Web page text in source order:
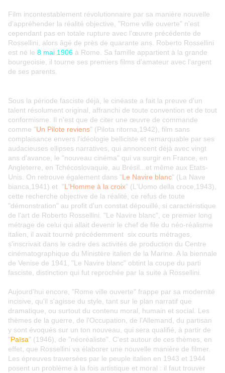
Film incontestablement révolutionnaire par sa manière nouvelle
d'appréhender la réalité objective, "Rome ville ouverte" n'est
cependant pas en totale rupture avec l'œuvre précédente de
Rossellini, alors âgé de près de quarante ans. Roberto Rossellini
est né le 8 mai 1906 à Rome. Sa famille appartient à la grande
bourgeoisie, il tourne ses premiers films d'amateur avec l'argent
de ses parents.
Sous la période fasciste déjà, le cinéaste a fait la preuve d'un
talent résolument original, affranchi de toute convention et de tout
conformisme. Il n'est que de citer une œuvre de commande
comme "Un Pilote reviens" (Pilota ritorna,1942), film sans
complaisance envers l'idéologie belliciste et remarquable par ses
audacieuses ellipses narratives, qui annoncent déjà avec vingt
ans d'avance, le "nouveau cinéma" qui va surgir en France, en
Angleterre, en Tchécoslovaquie, au Brésil...et même aux Etats-
Unis. On retrouve également dans "Le Navire blanc" (La Nave
bianca,1941) et "L'Homme à la croix" (L'Uomo della croce,1943),
cette recherche objective de la réalité, ce refus de toute
"démonstration" au profit d'un constat dépouillé, si caractéristique
de l'art de Roberto Rossellini. "Le Navire blanc", ce premier long
métrage de celui qui allait devenir le chef de file du néo-réalisme
italien, il avait tourné précédemment six courts métrages,
s'inscrivait dans le cadre des activités de production du Centre
cinématographique du Ministère italien de la Marine. A la biennale
de Venise de 1941, "Le Navire blanc" obtint la coupe du parti
fasciste, distinction qui fut reprochée par la suite à Rossellini.
Aujourd'hui encore, "Rome ville ouverte" frappe par sa modernité
incisive, qu'il s'agisse du style, tant sur le plan narratif que
dramatique, ou surtout du contenu moral, humain et social. Les
thèmes de la guerre, de l'Occupation, de l'Allemand, du partisan
y sont évoqués sur un ton nouveau, qui sera qualifié, à partir de
"Païsa" (1946), de "néoréaliste". C'est autour de ces thèmes, en
effet, que Rossellini va élaborer une nouvelle manière de filmer.
Les épreuves traversées par le peuple italien en 1943 et 1944
posent un problème à la fois artistique et moral : il faut trouver